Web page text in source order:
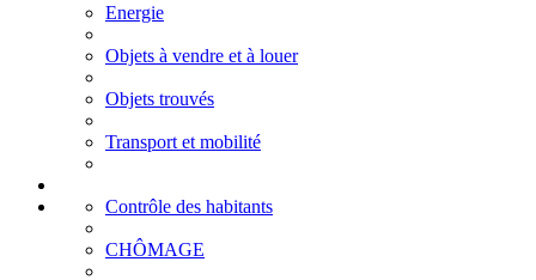
Energie
Objets à vendre et à louer
Objets trouvés
Transport et mobilité
Contrôle des habitants
CHÔMAGE